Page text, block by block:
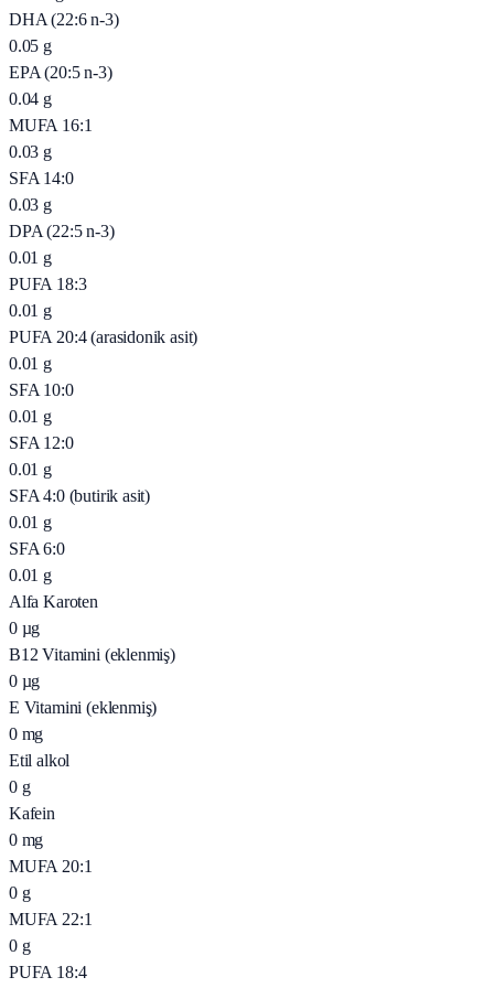
DHA (22:6 n-3)
0.05 g
EPA (20:5 n-3)
0.04 g
MUFA 16:1
0.03 g
SFA 14:0
0.03 g
DPA (22:5 n-3)
0.01 g
PUFA 18:3
0.01 g
PUFA 20:4 (arasidonik asit)
0.01 g
SFA 10:0
0.01 g
SFA 12:0
0.01 g
SFA 4:0 (butirik asit)
0.01 g
SFA 6:0
0.01 g
Alfa Karoten
0 µg
B12 Vitamini (eklenmiş)
0 µg
E Vitamini (eklenmiş)
0 mg
Etil alkol
0 g
Kafein
0 mg
MUFA 20:1
0 g
MUFA 22:1
0 g
PUFA 18:4